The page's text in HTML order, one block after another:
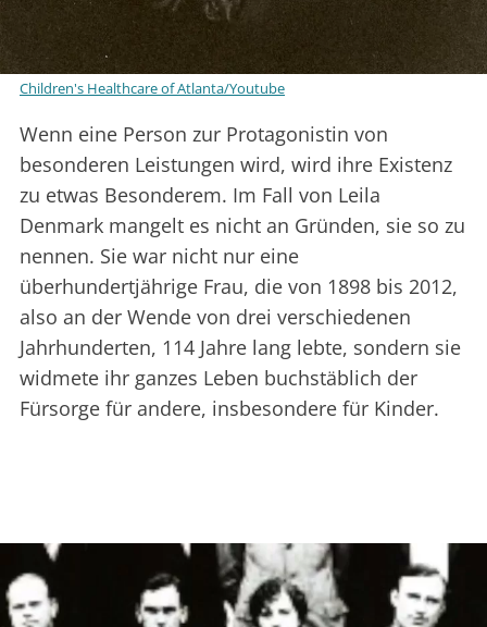
Children's Healthcare of Atlanta/Youtube
Wenn eine Person zur Protagonistin von
besonderen Leistungen wird, wird ihre Existenz
zu etwas Besonderem. Im Fall von Leila
Denmark mangelt es nicht an Gründen, sie so zu
nennen. Sie war nicht nur eine
überhundertjährige Frau, die von 1898 bis 2012,
also an der Wende von drei verschiedenen
Jahrhunderten, 114 Jahre lang lebte, sondern sie
widmete ihr ganzes Leben buchstäblich der
Fürsorge für andere, insbesondere für Kinder.